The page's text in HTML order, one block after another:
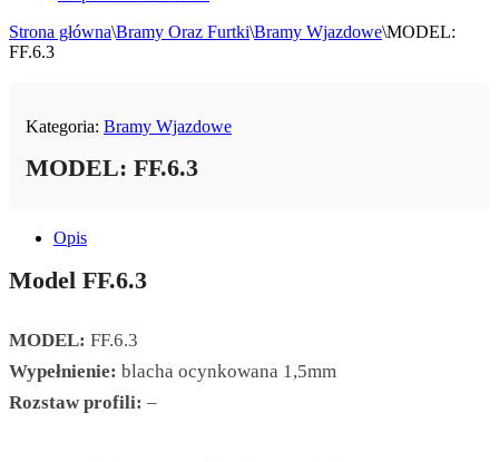
Strona główna\Bramy Oraz Furtki\Bramy Wjazdowe\MODEL:
FF.6.3
Kategoria: Bramy Wjazdowe
MODEL: FF.6.3
Opis
Model FF.6.3
MODEL: FF.6.3
Wypełnienie: blacha ocynkowana 1,5mm
Rozstaw profili: –